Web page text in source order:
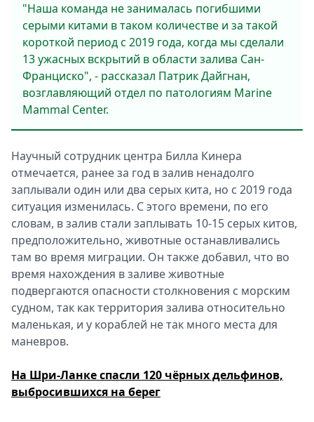
"Наша команда не занималась погибшими
серыми китами в таком количестве и за такой
короткой период с 2019 года, когда мы сделали
13 ужасных вскрытий в области залива Сан-
Франциско", - рассказал Патрик Дайгнан,
возглавляющий отдел по патологиям Marine
Mammal Center.
Научный сотрудник центра Билла Кинера
отмечается, ранее за год в залив ненадолго
заплывали один или два серых кита, но с 2019 года
ситуация изменилась. С этого времени, по его
словам, в залив стали заплывать 10-15 серых китов,
предположительно, животные останавливались
там во время миграции. Он также добавил, что во
время нахождения в заливе животные
подвергаются опасности столкновения с морским
судном, так как территория залива относительно
маленькая, и у кораблей не так много места для
маневров.
На Шри-Ланке спасли 120 чёрных дельфинов,
выбросившихся на берег